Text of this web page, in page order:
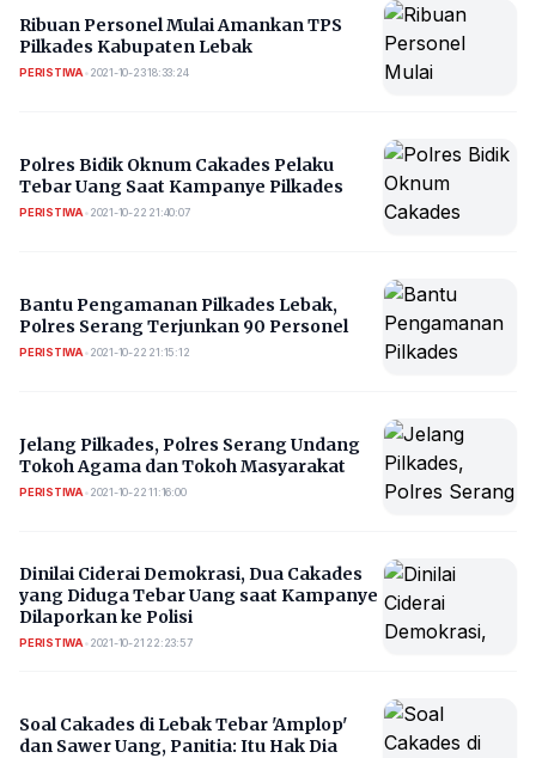
Ribuan Personel Mulai Amankan TPS
Pilkades Kabupaten Lebak
PERISTIWA• 2021-10-23 18:33:24
Polres Bidik Oknum Cakades Pelaku
Tebar Uang Saat Kampanye Pilkades
PERISTIWA• 2021-10-22 21:40:07
Bantu Pengamanan Pilkades Lebak,
Polres Serang Terjunkan 90 Personel
PERISTIWA• 2021-10-22 21:15:12
Jelang Pilkades, Polres Serang Undang
Tokoh Agama dan Tokoh Masyarakat
PERISTIWA• 2021-10-22 11:16:00
Dinilai Ciderai Demokrasi, Dua Cakades
yang Diduga Tebar Uang saat Kampanye
Dilaporkan ke Polisi
PERISTIWA• 2021-10-21 22:23:57
Soal Cakades di Lebak Tebar 'Amplop'
dan Sawer Uang, Panitia: Itu Hak Dia